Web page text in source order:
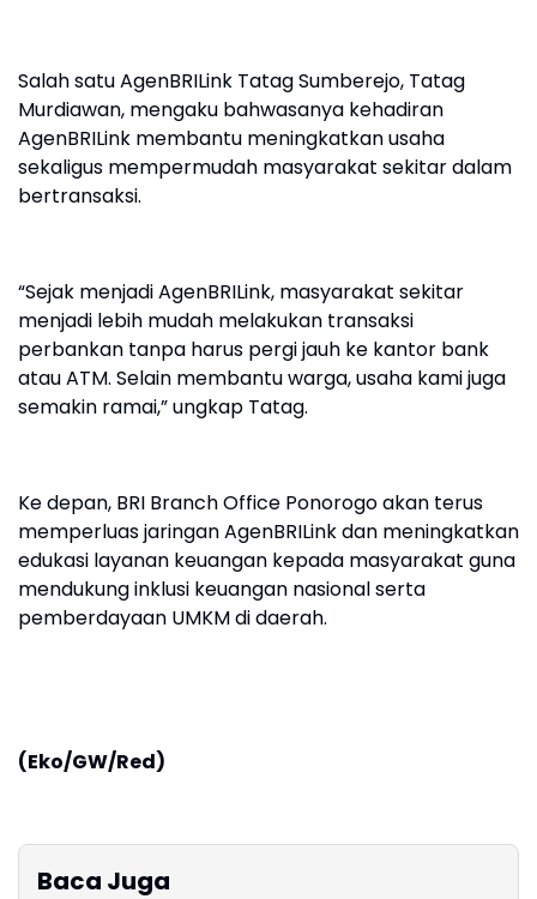
Salah satu AgenBRILink Tatag Sumberejo, Tatag
Murdiawan, mengaku bahwasanya kehadiran
AgenBRILink membantu meningkatkan usaha
sekaligus mempermudah masyarakat sekitar dalam
bertransaksi.
“Sejak menjadi AgenBRILink, masyarakat sekitar
menjadi lebih mudah melakukan transaksi
perbankan tanpa harus pergi jauh ke kantor bank
atau ATM. Selain membantu warga, usaha kami juga
semakin ramai,” ungkap Tatag.
Ke depan, BRI Branch Office Ponorogo akan terus
memperluas jaringan AgenBRILink dan meningkatkan
edukasi layanan keuangan kepada masyarakat guna
mendukung inklusi keuangan nasional serta
pemberdayaan UMKM di daerah.
(Eko/GW/Red)
Baca Juga